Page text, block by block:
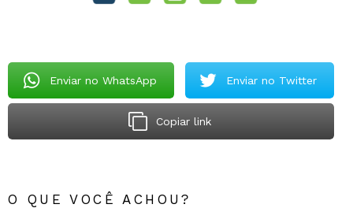
Enviar no WhatsApp Enviar no Twitter
Copiar link
O QUE VOCÊ ACHOU?